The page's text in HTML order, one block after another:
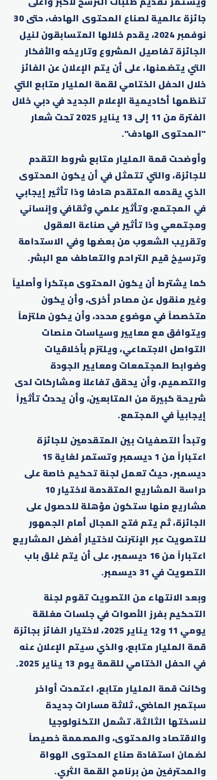
جائزة عالمية لصناع المحتوى الهادف، حتى 30
نوفمبر 2024، يقدم خلالها المتسابقون لنيل
الجائزة تفاصيل المشروع وتاريخه والأفكار
التي يتضمنها، على أن يتم الإعلان عن الفائز
خلال الحفل الختامي لقمة المليار متابع التي
تنظمها أكاديمية الإعلام الجديد في دبي خلال
الفترة من 11 إلى 13 يناير 2025 تحت شعار
"المحتوى الهادف".
وأوضحت قمة المليار متابع شروط التقدم
للجائزة، والتي تتمثل في أن يكون المحتوى
الذي يقدمه المتقدم هادفا وذا تأثير إيجابي
في المجتمع، وتأثير علمي وثقافي وإنساني
ومجتمعي وذا تأثير في صناعة العقول
وتقريب الشعوب من بعضها وفي الاستدامة
وترسيخ قيم التراحم والتعاطف مع البشر.
كما يشترط أن يكون المحتوى مبتكراً وأصلياً
وغير منقول عن مصادر أخرى، وأن يكون
متخصصاً في موضوع محدد، وأن يكون ملتزماً
ويتوافق مع معايير وسياسات منصات
التواصل الاجتماعي، ويلتزم بأخلاقيات
وضوابط المجتمعات ومعايير الجودة
والتصميم، وأن يحقق تفاعلاً ومشاركات لدى
شريحة كبيرة من المتابعين، وأن يحدث تأثيراً
إيجابياً في المجتمع.
وتبدأ التصفيات بين المتقدمين للجائزة
اعتباراً من 1 ديسمبر وتستمر لغاية 15
ديسمبر، حيث تعمل لجنة تحكيم خاصة على
دراسة المشاريع المتقدمة لاختيار 10
مشاريع منها ستكون مؤهلة للحصول على
الجائزة، ثم يتم فتح المجال أمام الجمهور
للتصويت عبر الإنترنت لاختيار أفضل المشاريع
اعتباراً من 16 ديسمبر، على أن يتم غلق باب
التصويت في 31 ديسمبر.
وبعد الانتهاء من التصويت تقوم لجنة
التحكيم بفرز الأصوات في جلسات مغلقة
يومي 11 و12 يناير 2025، لاختيار الفائز بجائزة
قمة المليار متابع، والذي سيتم الإعلان عنه
في الحفل الختامي للقمة يوم 13 يناير 2025.
وكانت قمة المليار متابع، اعتمدت أواخر
سبتمبر الماضي، ثلاثة مسارات جديدة
لنسختها الثالثة، تشمل التكنولوجيا
والاقتصاد والمحتوى، والمصممة خصيصاً
لضمان استفادة صناع المحتوى الهواة
والمحترفين من برنامج القمة الثري.